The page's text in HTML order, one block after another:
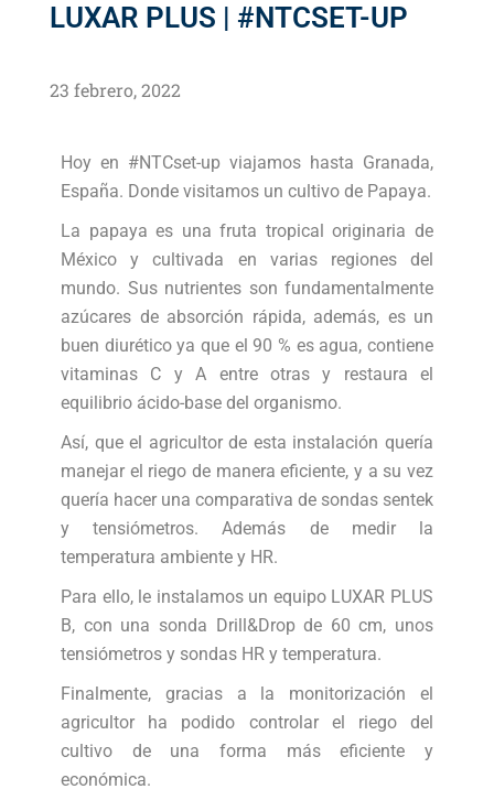
LUXAR PLUS | #NTCSET-UP
23 febrero, 2022
Hoy en #NTCset-up viajamos hasta Granada,
España. Donde visitamos un cultivo de Papaya.
La papaya es una fruta tropical originaria de
México y cultivada en varias regiones del
mundo. Sus nutrientes son fundamentalmente
azúcares de absorción rápida, además, es un
buen diurético ya que el 90 % es agua, contiene
vitaminas C y A entre otras y restaura el
equilibrio ácido-base del organismo.
Así, que el agricultor de esta instalación quería
manejar el riego de manera eficiente, y a su vez
quería hacer una comparativa de sondas sentek
y tensiómetros. Además de medir la
temperatura ambiente y HR.
Para ello, le instalamos un equipo LUXAR PLUS
B, con una sonda Drill&Drop de 60 cm, unos
tensiómetros y sondas HR y temperatura.
Finalmente, gracias a la monitorización el
agricultor ha podido controlar el riego del
cultivo de una forma más eficiente y
económica.